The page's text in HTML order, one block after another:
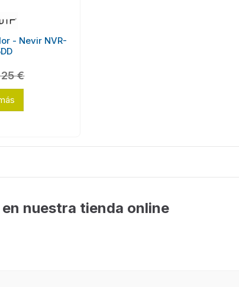
- Nevir NVR-
€
nuestra tienda online